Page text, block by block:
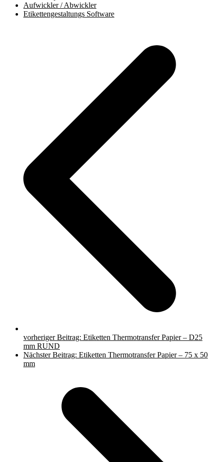
Aufwickler / Abwickler
Etikettengestaltungs Software
vorheriger Beitrag: Etiketten Thermotransfer Papier – D25
mm RUND
Nächster Beitrag: Etiketten Thermotransfer Papier – 75 x 50
mm